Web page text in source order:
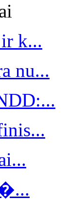
k...
nu...